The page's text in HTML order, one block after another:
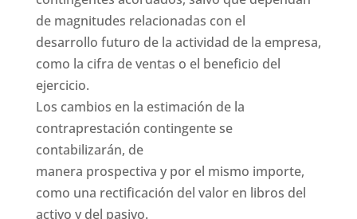
de magnitudes relacionadas con el
desarrollo futuro de la actividad de la empresa,
como la cifra de ventas o el beneficio del
ejercicio.
Los cambios en la estimación de la
contraprestación contingente se
contabilizarán, de
manera prospectiva y por el mismo importe,
como una rectificación del valor en libros del
activo y del pasivo.